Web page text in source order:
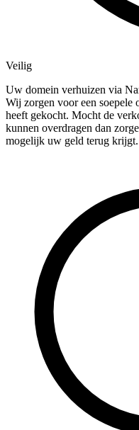
Veilig
Uw domein verhuizen via
Wij zorgen voor een soepele
heeft gekocht. Mocht de
kunnen overdragen dan
mogelijk uw geld terug krijgt.